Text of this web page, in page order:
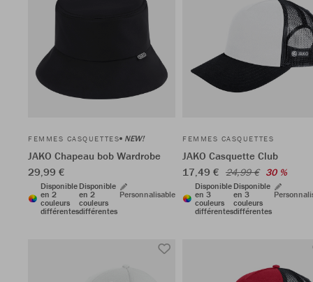
FEMMES CASQUETTES NEW!
JAKO Chapeau bob Wardrobe
29,99 €
Disponible
en 2
couleurs
différentes
Disponible
en 2
couleurs
différentes
Personnalisable
FEMMES CASQUETTES
JAKO Casquette Club
17,49 € 24,99 € 30 %
Disponible
en 3
couleurs
différentes
Disponible
en 3
couleurs
différentes